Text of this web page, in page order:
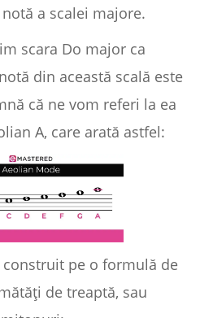
a scalei majore.
scara Do major ca
din această scală este
că ne vom referi la ea
A, care arată astfel:
pe o formulă de
de treaptă, sau